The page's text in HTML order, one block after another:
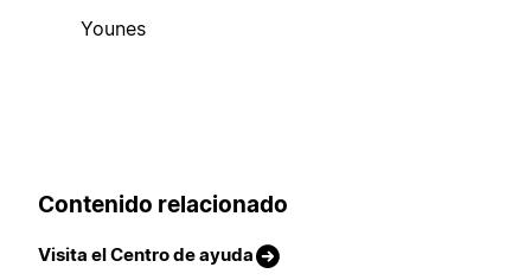
Younes
Contenido relacionado
Visita el Centro de ayuda